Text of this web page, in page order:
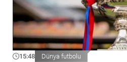
15:48 Dünya futbolu